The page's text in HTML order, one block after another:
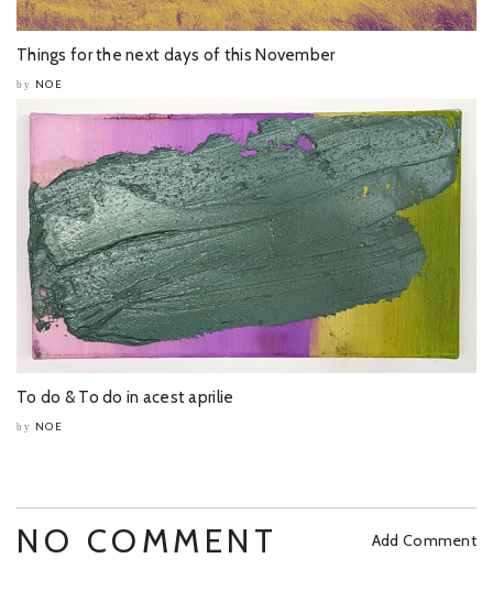
Things for the next days of this November
by NOE
To do & To do in acest aprilie
by NOE
NO COMMENT Add Comment